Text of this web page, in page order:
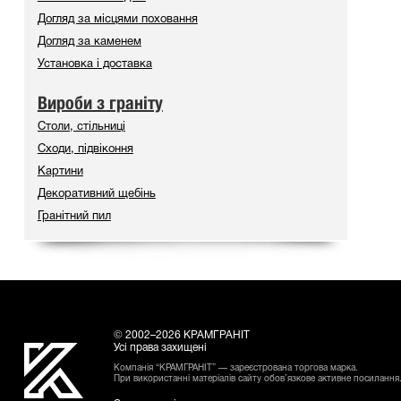
Догляд за місцями поховання
Догляд за каменем
Установка і доставка
Вироби з граніту
Столи, стільниці
Сходи, підвіконня
Картини
Декоративний щебінь
Гранітний пил
© 2002–2026 КРАМГРАНІТ
Усі права захищені
Компанія “КРАМГРАНІТ” — зареєстрована торгова марка.
При використанні матеріалів сайту обов’язкове активне посилання.